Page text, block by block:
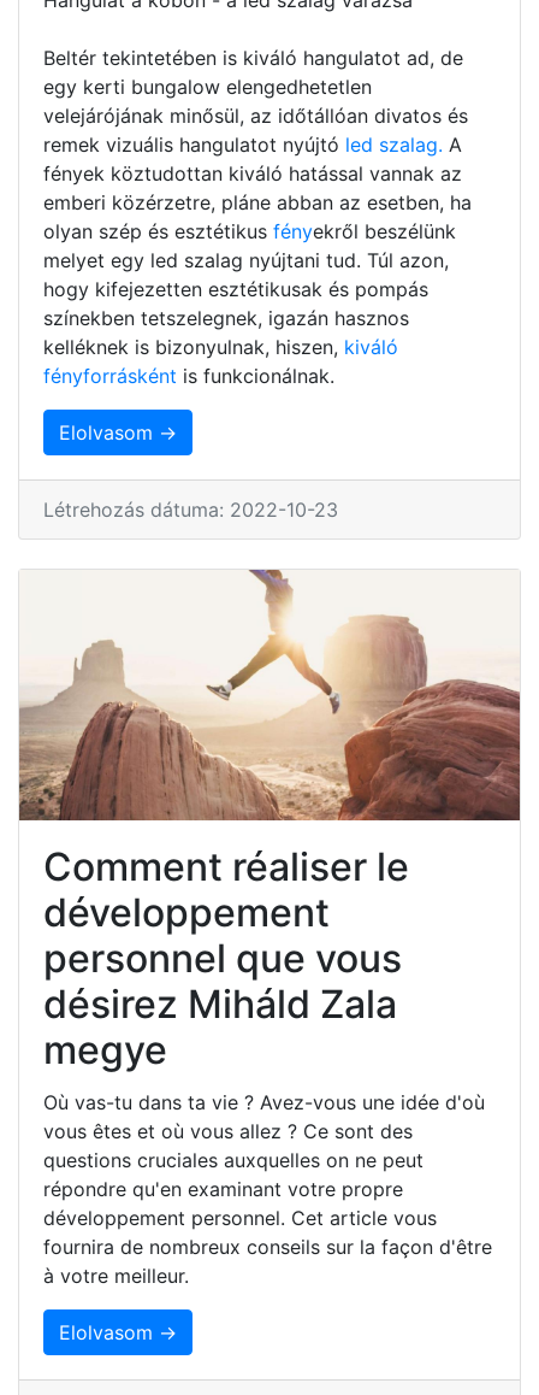
Beltér tekintetében is kiváló hangulatot ad, de
egy kerti bungalow elengedhetetlen
velejárójának minősül, az időtállóan divatos és
remek vizuális hangulatot nyújtó led szalag. A
fények köztudottan kiváló hatással vannak az
emberi közérzetre, pláne abban az esetben, ha
olyan szép és esztétikus fényekről beszélünk
melyet egy led szalag nyújtani tud. Túl azon,
hogy kifejezetten esztétikusak és pompás
színekben tetszelegnek, igazán hasznos
kelléknek is bizonyulnak, hiszen, kiváló
fényforrásként is funkcionálnak.
Elolvasom →
Létrehozás dátuma: 2022-10-23
Comment réaliser le
développement
personnel que vous
désirez Miháld Zala
megye
Où vas-tu dans ta vie ? Avez-vous une idée d'où
vous êtes et où vous allez ? Ce sont des
questions cruciales auxquelles on ne peut
répondre qu'en examinant votre propre
développement personnel. Cet article vous
fournira de nombreux conseils sur la façon d'être
à votre meilleur.
Elolvasom →